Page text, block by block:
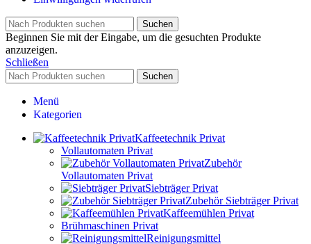
Suchen
Beginnen Sie mit der Eingabe, um die gesuchten Produkte
anzuzeigen.
Schließen
Suchen
Menü
Kategorien
Kaffeetechnik Privat
Vollautomaten Privat
Zubehör
Vollautomaten Privat
Siebträger Privat
Zubehör Siebträger Privat
Kaffeemühlen Privat
Brühmaschinen Privat
Reinigungsmittel